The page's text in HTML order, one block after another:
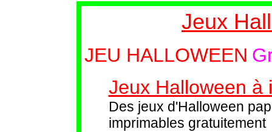
Jeux
JEU HALLOWEEN
Jeux Halloween à
Des jeux d'Halloween
imprimables gratuitement